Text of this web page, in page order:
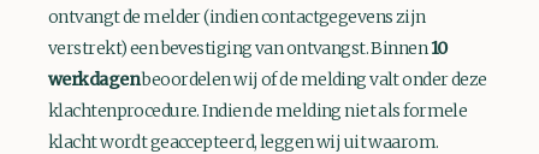
ontvangt de melder (indien contactgegevens zijn
verstrekt) een bevestiging van ontvangst. Binnen10
werkdagenbeoordelen wij of de melding valt onder deze
klachtenprocedure. Indien de melding niet als formele
klacht wordt geaccepteerd, leggen wij uit waarom.